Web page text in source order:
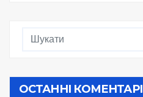
ОСТАННІ КОМЕНТАРІ